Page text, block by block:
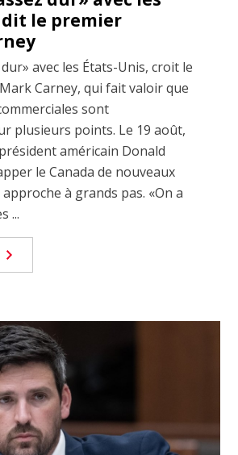
le premier
avec les États-Unis, croit le
Carney, qui fait valoir que
sont
plusieurs points. Le 19 août,
américain Donald
le Canada de nouveaux
à grands pas. «On a
...